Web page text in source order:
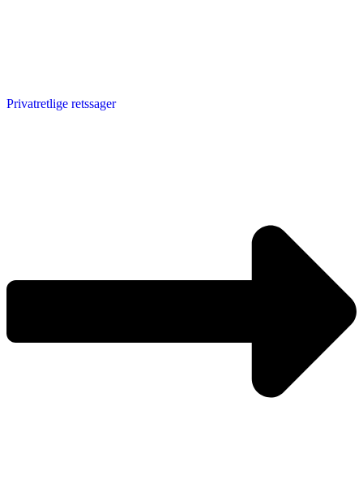
Privatretlige retssager